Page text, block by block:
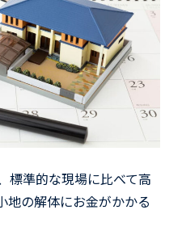
標準的な現場に比べて高
地の解体にお金がかかる